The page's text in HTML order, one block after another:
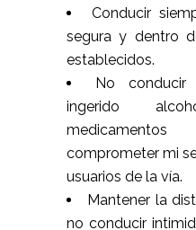
Conducir
segura y dentro
establecidos.
No conducir
ingerido
comprometer mi
usuarios de la vía.
Mantener la
no conducir